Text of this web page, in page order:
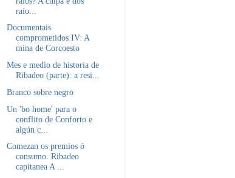
raio...
Documentais
comprometidos IV: A
mina de Corcoesto
Mes e medio de historia de
Ribadeo (parte): a resi...
Branco sobre negro
Un 'bo home' para o
conflito de Conforto e
algún c...
Comezan os premios ó
consumo. Ribadeo
capitanea A ...